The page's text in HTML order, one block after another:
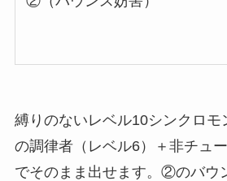
縛りのないレベル10シンクロモ
の調律者（レベル6）＋非チュ
でそのまま出せます。②のバウ